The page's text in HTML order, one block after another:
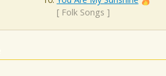
[ Folk Songs ]